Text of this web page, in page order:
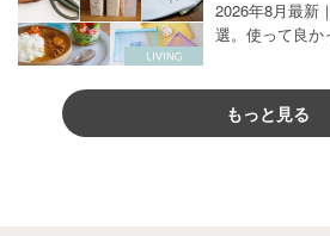
2026年8月最新
選。使って良か
もっと見る